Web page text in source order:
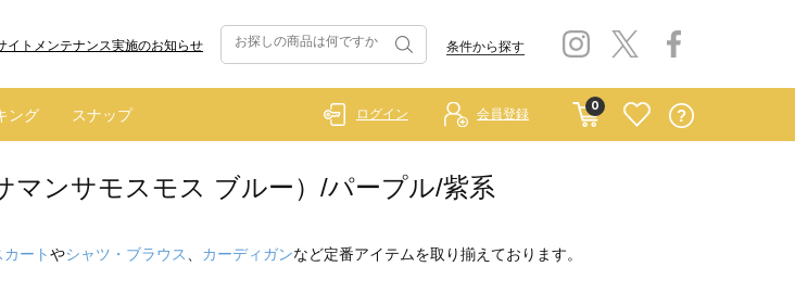
イトメンテナンス実施のお知らせ 条件から探す
ング スナップ
0
ログイン 会員登録
マンサモスモス ブルー）/パープル/紫系
カートやシャツ・ブラウス カーディガンなど定番アイテムを取り揃えております。